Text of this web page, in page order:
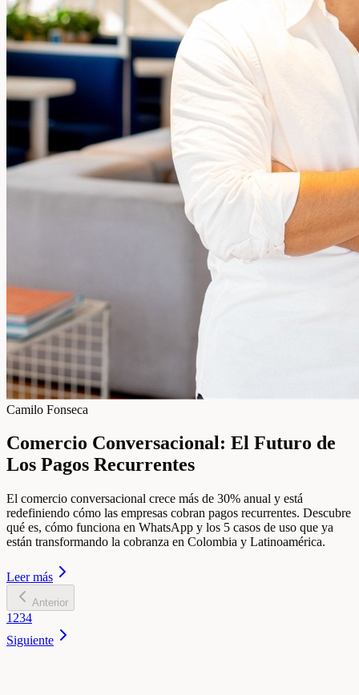
Camilo Fonseca
Comercio Conversacional: El Futuro de
Los Pagos Recurrentes
El comercio conversacional crece más de 30% anual y está
redefiniendo cómo las empresas cobran pagos recurrentes. Descubre
qué es, cómo funciona en WhatsApp y los 5 casos de uso que ya
están transformando la cobranza en Colombia y Latinoamérica.
Leer más
Anterior
1 234
Siguiente